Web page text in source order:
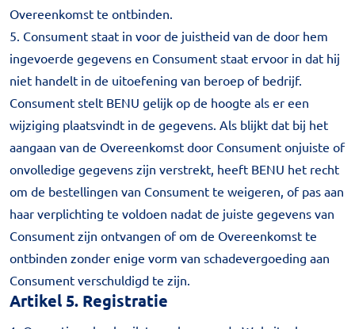
Overeenkomst te ontbinden.
5. Consument staat in voor de juistheid van de door hem
ingevoerde gegevens en Consument staat ervoor in dat hij
niet handelt in de uitoefening van beroep of bedrijf.
Consument stelt BENU gelijk op de hoogte als er een
wijziging plaatsvindt in de gegevens. Als blijkt dat bij het
aangaan van de Overeenkomst door Consument onjuiste of
onvolledige gegevens zijn verstrekt, heeft BENU het recht
om de bestellingen van Consument te weigeren, of pas aan
haar verplichting te voldoen nadat de juiste gegevens van
Consument zijn ontvangen of om de Overeenkomst te
ontbinden zonder enige vorm van schadevergoeding aan
Consument verschuldigd te zijn.
Artikel 5. Registratie